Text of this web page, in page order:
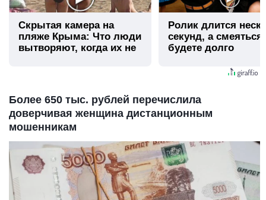
Скрытая камера на
пляже Крыма: Что люди
вытворяют, когда их не
Ролик длится
секунд, а
будете долго
Более 650 тыс. рублей перечислила
доверчивая женщина дистанционным
мошенникам